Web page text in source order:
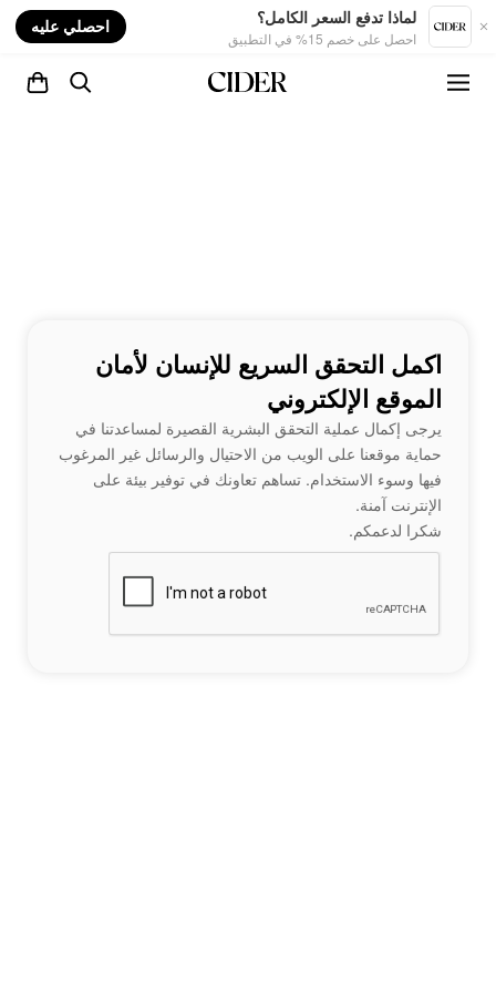
لماذا تدفع السعر الكامل؟
احصل على خصم 15% في التطبيق
احصلي عليه
اكمل التحقق السريع للإنسان لأمان
الموقع الإلكتروني
يرجى إكمال عملية التحقق البشرية القصيرة لمساعدتنا في
حماية موقعنا على الويب من الاحتيال والرسائل غير المرغوب
فيها وسوء الاستخدام. تساهم تعاونك في توفير بيئة على
الإنترنت آمنة.
شكرا لدعمكم.